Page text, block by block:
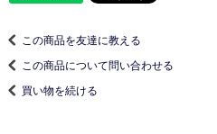
この商品を友達に教える
この商品について問い合わせる
買い物を続ける